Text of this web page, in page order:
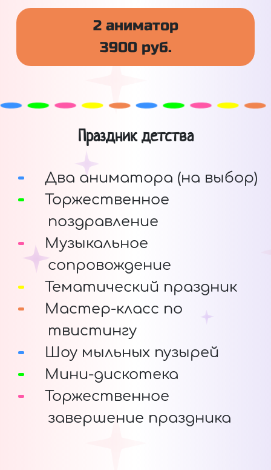
2 аниматор
3900 руб.
Праздник детства
Два аниматора (на выбор)
Торжественное
поздравление
Музыкальное
сопровождение
Тематический праздник
Мастер-класс по
твистингу
Шоу мыльных пузырей
Мини-дискотека
Торжественное
завершение праздника